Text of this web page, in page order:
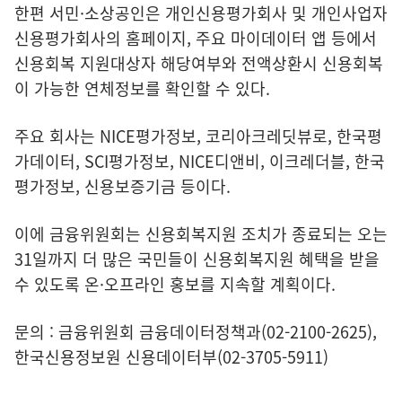
한편 서민·소상공인은 개인신용평가회사 및 개인사업자
신용평가회사의 홈페이지, 주요 마이데이터 앱 등에서
신용회복 지원대상자 해당여부와 전액상환시 신용회복
이 가능한 연체정보를 확인할 수 있다.
주요 회사는 NICE평가정보, 코리아크레딧뷰로, 한국평
가데이터, SCI평가정보, NICE디앤비, 이크레더블, 한국
평가정보, 신용보증기금 등이다.
이에 금융위원회는 신용회복지원 조치가 종료되는 오는
31일까지 더 많은 국민들이 신용회복지원 혜택을 받을
수 있도록 온·오프라인 홍보를 지속할 계획이다.
문의 : 금융위원회 금융데이터정책과(02-2100-2625),
한국신용정보원 신용데이터부(02-3705-5911)